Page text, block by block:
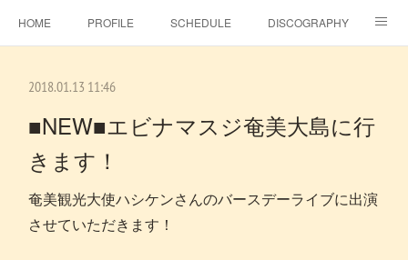
HOME PROFILE SCHEDULE DISCOGRAPHY
SE-NO EBINA EVENT HALL
2018.01.13 11:46
■NEW■エビナマスジ奄美大島に行
きます！
奄美観光大使ハシケンさんのバースデーライブに出演
させていただきます！